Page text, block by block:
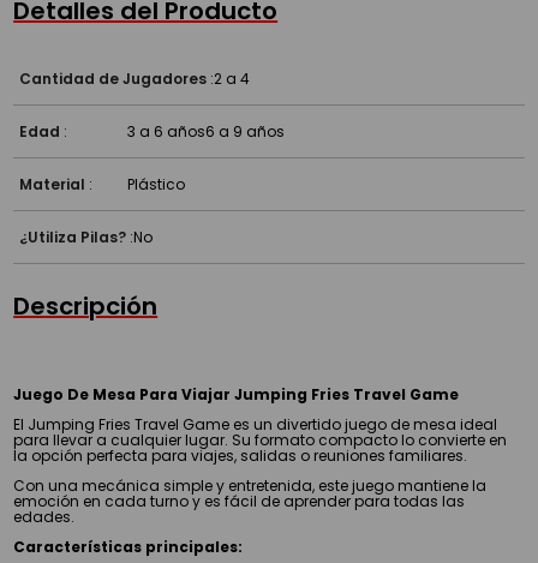
¿Para quién es?
Detalles del Producto
Cantidad de Jugadores :2 a 4
Edad : 3 a 6 años6 a 9 años
Material : Plástico
¿Utiliza Pilas? :No
Descripción
Juego De Mesa Para Viajar Jumping Fries Travel Game
El Jumping Fries Travel Game es un divertido juego de mesa ideal
para llevar a cualquier lugar. Su formato compacto lo convierte en
la opción perfecta para viajes, salidas o reuniones familiares.
Con una mecánica simple y entretenida, este juego mantiene la
emoción en cada turno y es fácil de aprender para todas las
edades.
Características principales: